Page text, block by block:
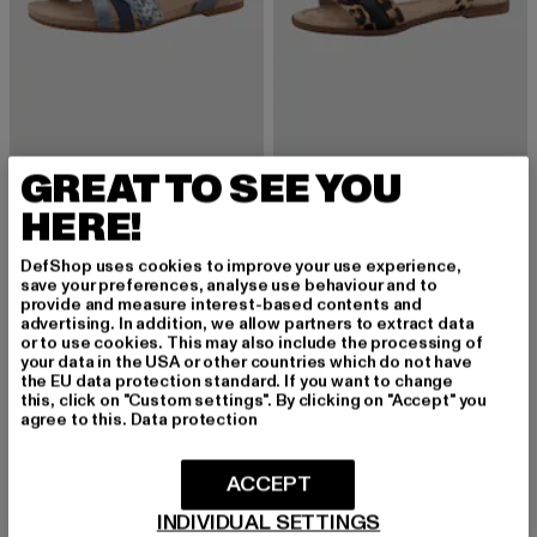
TOM TAILOR
Flat Sandals - Mules
41,85 EUR
Derzeitiger Preis: 41,85 EUR
TOM TAILOR
Flat Sandals - Mules
-11%
GREAT TO SEE YOU
HERE!
DefShop uses cookies to improve your use experience,
save your preferences, analyse use behaviour and to
provide and measure interest-based contents and
advertising. In addition, we allow partners to extract data
or to use cookies. This may also include the processing of
your data in the USA or other countries which do not have
the EU data protection standard. If you want to change
this, click on "Custom settings". By clicking on "Accept" you
agree to this. Data protection
INDIVIDUAL SETTINGS
ACCEPT